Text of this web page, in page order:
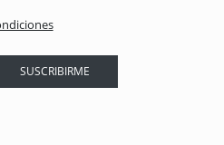
SUSCRIBIRME